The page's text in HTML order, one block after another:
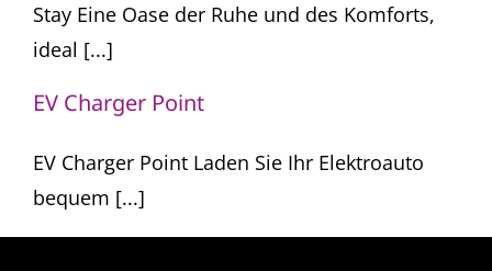
Stay Eine Oase der Ruhe und des Komforts,
ideal [...]
EV Charger Point
EV Charger Point Laden Sie Ihr Elektroauto
bequem [...]